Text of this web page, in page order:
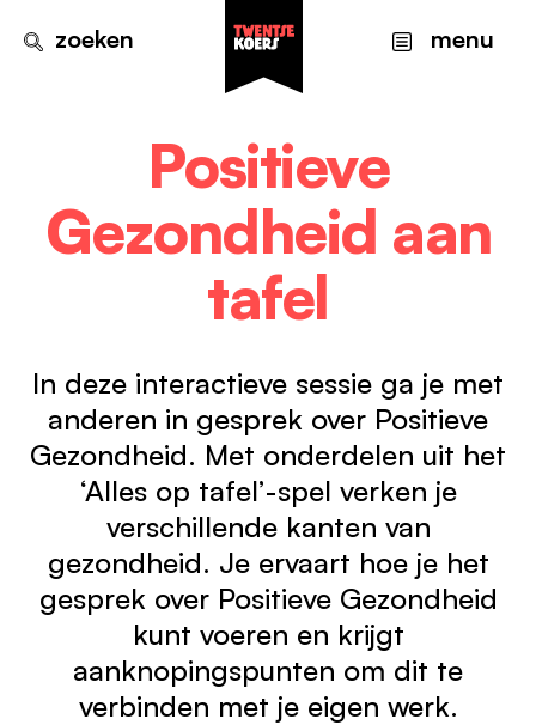
zoeken menu
Onze koers
Projecten
Kennisbank
Nieuws
Werken bij
1
Onze uitgangspunten
Eigenaren
Voor partners
Contact
Bestaanszekerheid
Preventie & gezondheid
Ouderen
Jeugd
Positieve
Gezondheid aan
tafel
In deze interactieve sessie ga je met
anderen in gesprek over Positieve
Gezondheid. Met onderdelen uit het
‘Alles op tafel’-spel verken je
verschillende kanten van
gezondheid. Je ervaart hoe je het
gesprek over Positieve Gezondheid
kunt voeren en krijgt
aanknopingspunten om dit te
verbinden met je eigen werk.